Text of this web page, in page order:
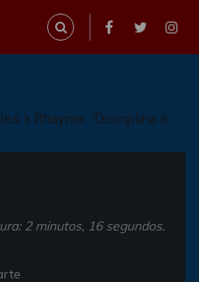
2 minutos, 16 segundos.